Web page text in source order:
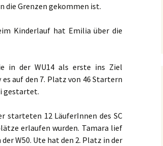
die Grenzen gekommen ist.
Kinderlauf hat Emilia über die
in der WU14 als erste ins Ziel
auf den 7. Platz von 46 Startern
gestartet.
starteten 12 LäuferInnen des SC
erlaufen wurden. Tamara lief
W50. Ute hat den 2. Platz in der